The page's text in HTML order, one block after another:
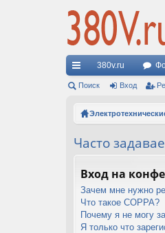
с
380v.ru
Поиск Вход
Часто
Вход на
Зачем мне нужно
Что такое COPPA?
Почему я не могу
Я только что